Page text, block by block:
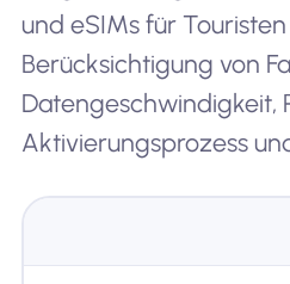
und eSIMs für
Berücksichtigung von
Datengeschwindigkeit,
Aktivierungsprozess